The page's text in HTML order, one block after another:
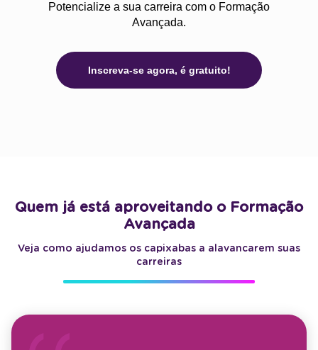
Potencialize a sua carreira com o Formação
Avançada.
Inscreva-se agora, é gratuito!
Quem já está aproveitando o Formação
Avançada
Veja como ajudamos os capixabas a alavancarem suas
carreiras